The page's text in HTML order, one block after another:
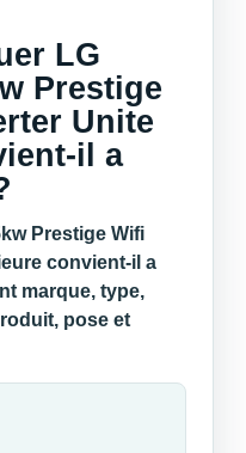
LG
Prestige
Unite
il a
Prestige Wifi
convient-il a
marque, type,
pose et